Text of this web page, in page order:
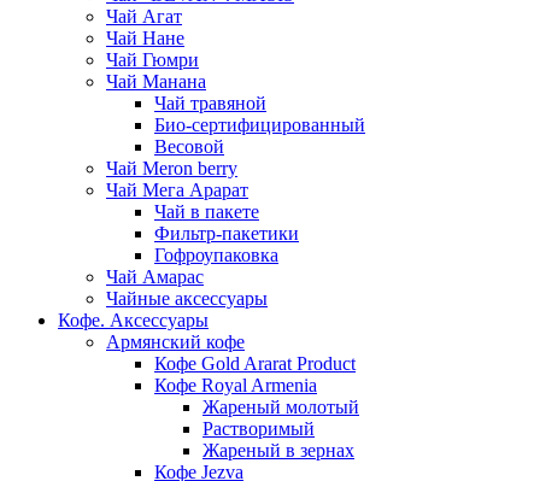
Чай Агат
Чай Нане
Чай Гюмри
Чай Манана
Чай травяной
Био-сертифицированный
Весовой
Чай Meron berry
Чай Мега Арарат
Чай в пакете
Фильтр-пакетики
Гофроупаковка
Чай Амарас
Чайные аксессуары
Кофе. Аксессуары
Армянский кофе
Кофе Gold Ararat Product
Кофе Royal Armenia
Жареный молотый
Растворимый
Жареный в зернах
Кофе Jezva